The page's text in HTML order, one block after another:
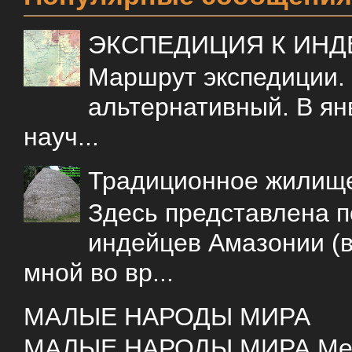
ЭКСПЕДИЦИЯ К
Маршрут
альтернативный. В
науч...
Традиционное
Здесь представлена
индейцев Амазонии
мной во вр...
МАЛЫЕ НАРОДЫ МИРА